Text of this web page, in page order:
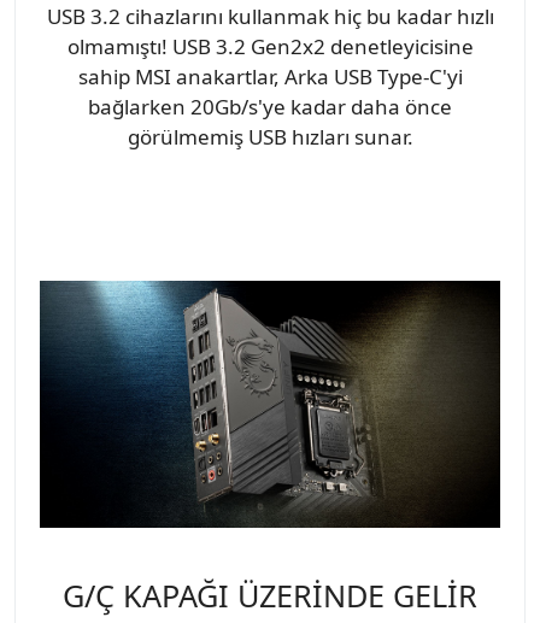
USB 3.2 cihazlarını kullanmak hiç bu kadar hızlı
olmamıştı! USB 3.2 Gen2x2 denetleyicisine
sahip MSI anakartlar, Arka USB Type-C'yi
bağlarken 20Gb/s'ye kadar daha önce
görülmemiş USB hızları sunar.
G/Ç KAPAĞI ÜZERİNDE GELİR